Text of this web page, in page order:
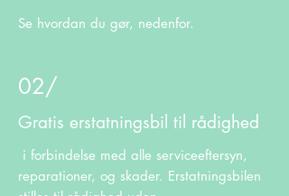
Se hvordan du gør, nedenfor.
02/
Gratis erstatningsbil til rådighed
i forbindelse med alle serviceeftersyn,
reparationer, og skader. Erstatningsbilen